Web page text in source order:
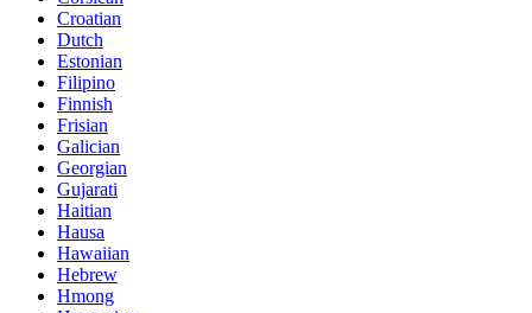
Croatian
Dutch
Estonian
Filipino
Finnish
Frisian
Galician
Georgian
Gujarati
Haitian
Hausa
Hawaiian
Hebrew
Hmong